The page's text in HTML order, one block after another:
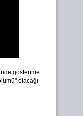
gösterime
olacağı